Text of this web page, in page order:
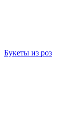
Букеты из роз